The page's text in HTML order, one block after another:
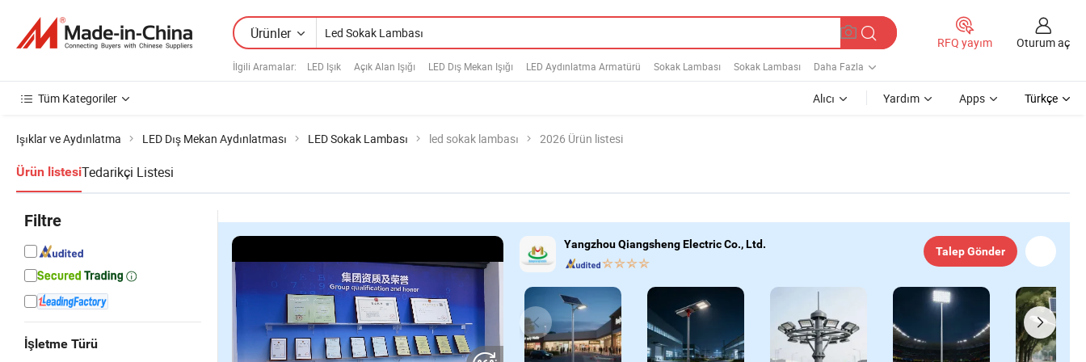
Ürünler
İlgili Aramalar: LED Işık Açık Alan Işığı LED Dış Mekan Işığı LED Aydınlatma Armatürü Sokak Lambası Sokak Lambası Daha Fazla
RFQ yayım Oturum aç
Tüm Kategoriler Alıcı Yardım Apps Türkçe
Işıklar ve Aydınlatma LED Dış Mekan Aydınlatması LED Sokak Lambası led sokak lambası 2026 Ürün listesi
Ürün listesiTedarikçi Listesi
Filtre
İşletme Türü
Yangzhou Qiangsheng Electric Co., Ltd.
Talep Gönder